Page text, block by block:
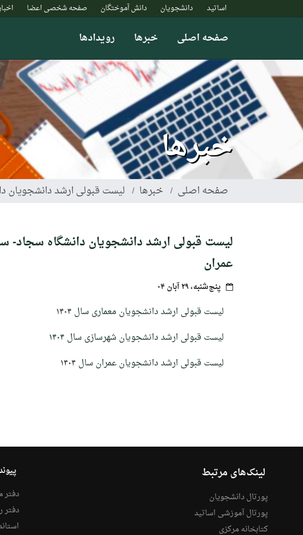
به
اساتید دانشجویان دانش آموختگان صفحه شخصی اعضا
صفحه اصلی خبرها رویدادها
خبرها
صفحه اصلی خبرها لیست قبولی ارشد دانشجویان دانشگاه سجاد سال ۱۴۰۴
عمران
پنج‌شنبه، ۲۹ آبان ۰۴
لیست قبولی ارشد دانشجویان معماری سال ۱۴۰۴
لیست قبولی ارشد دانشجویان شهرسازی سال ۱۴۰۴
لیست قبولی ارشد دانشجویان عمران سال ۱۴۰۴
لینک‌های مرتبط
پورتال دانشجویان
پورتال آموزشی اساتید
کتابخانه مرکزی
دفتر